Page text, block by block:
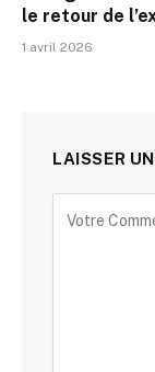
le retour de
1 avril 2026
LAISSER